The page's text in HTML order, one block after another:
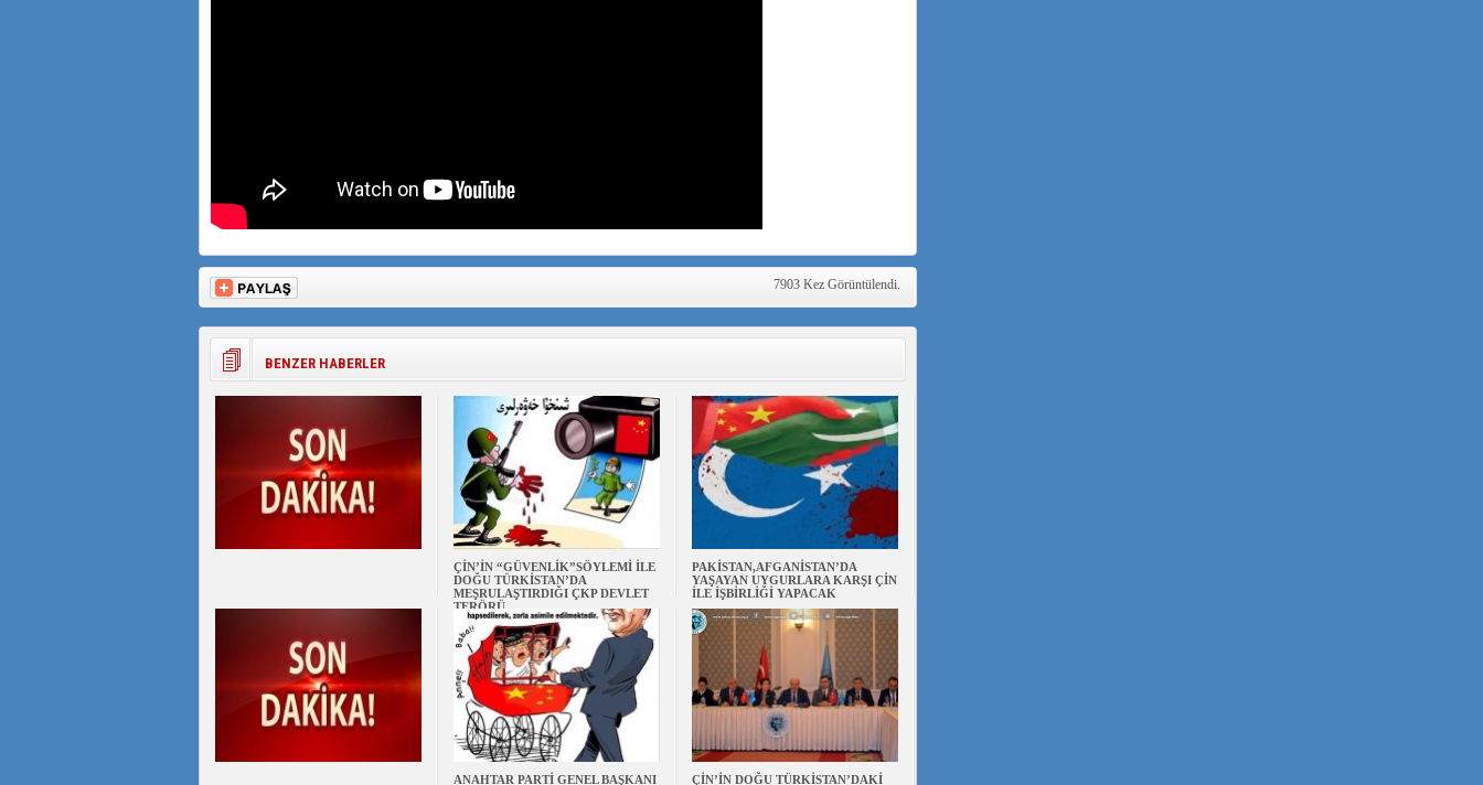
7903 Kez Görüntülendi.
BENZER HABERLER
ÇİN’İN “GÜVENLİK”SÖYLEMİ İLE
DOĞU TÜRKİSTAN’DA
MEŞRULAŞTIRDIĞI ÇKP DEVLET
TERÖRÜ
PAKİSTAN,AFGANİSTAN’DA
YAŞAYAN UYGURLARA KARŞI ÇİN
İLE İŞBİRLİĞİ YAPACAK
ANAHTAR PARTİ GENEL BAŞKANI ÇİN’İN DOĞU TÜRKİSTAN’DAKİ